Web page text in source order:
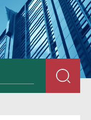
隔油设备 一